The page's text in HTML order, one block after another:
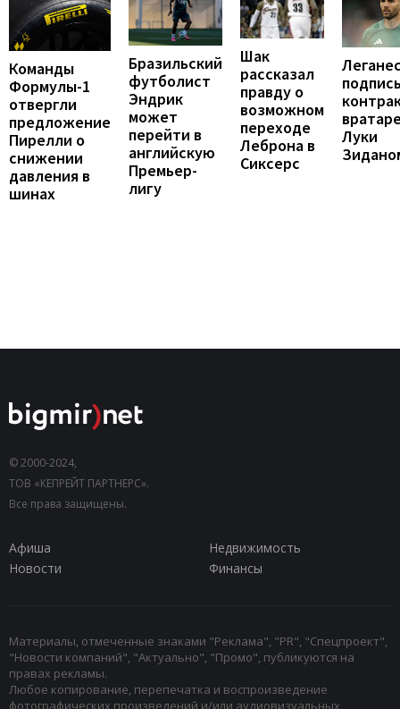
Команды
Формулы-1
отвергли
предложение
Пирелли о
снижении
давления в
шинах
Бразильский
футболист
Эндрик
может
перейти в
английскую
Премьер-
лигу
Шак
рассказал
правду о
возможном
переходе
Леброна в
Сиксерс
Луки
© 2000-2024,
ТОВ «КЕПРЕЙТ ПАРТНЕРС».
Все права защищены.
Афиша
Недвижимость
Новости
Финансы
Материалы, отмеченные знаками "Реклама", "PR", "Спецпроект",
"Новости компаний", "Актуально", "Промо", публикуются на
правах рекламы.
Любое копирование, перепечатка и воспроизведение
фотографических произведений и/или аудиовизуальных